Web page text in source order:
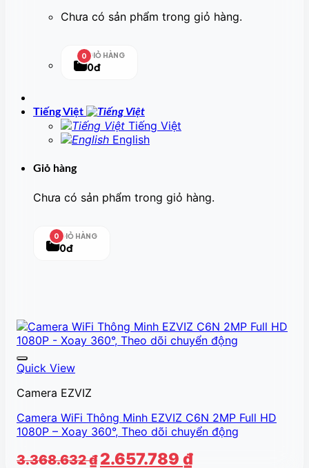
Chưa có sản phẩm trong giỏ hàng.
0 GIỎ HÀNG
0đ
Tiếng Việt
Tiếng Việt
English
Giỏ hàng
Chưa có sản phẩm trong giỏ hàng.
0 GIỎ HÀNG
0đ
Quick View
Camera EZVIZ
Camera WiFi Thông Minh EZVIZ C6N 2MP Full HD
1080P – Xoay 360°, Theo dõi chuyển động
3.368.632₫ Giá
2.657.789 ₫Giá